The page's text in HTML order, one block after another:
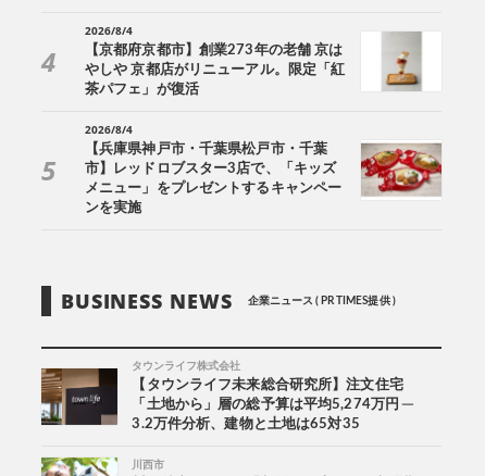
2026/8/4
【京都府京都市】創業273年の老舗 京は
やしや 京都店がリニューアル。限定「紅
茶パフェ」が復活
2026/8/4
【兵庫県神戸市・千葉県松戸市・千葉
市】レッドロブスター3店で、「キッズ
メニュー」をプレゼントするキャンペー
ンを実施
BUSINESS NEWS 企業ニュース ( PR TIMES提供 )
タウンライフ株式会社
【タウンライフ未来総合研究所】注文住宅
「土地から」層の総予算は平均5,274万円 ─
3.2万件分析、建物と土地は65対35
川西市